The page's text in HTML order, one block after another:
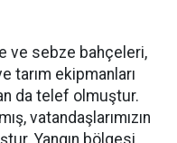
ve sebze bahçeleri,
tarım ekipmanları
da telef olmuştur.
vatandaşlarımızın
Yangın bölgesi